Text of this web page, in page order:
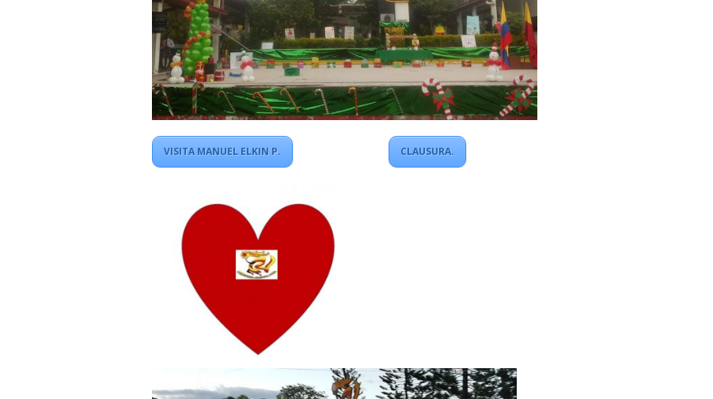
VISITA MANUEL ELKIN P. CLAUSURA.